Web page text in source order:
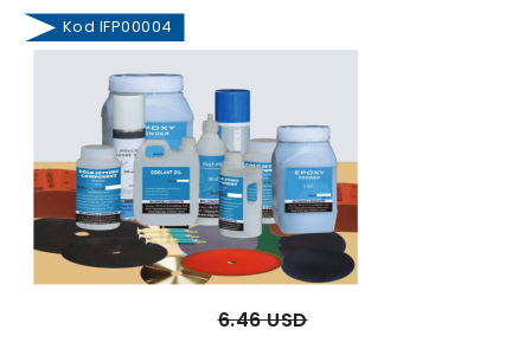
Kod IFP00004
6.46 USD